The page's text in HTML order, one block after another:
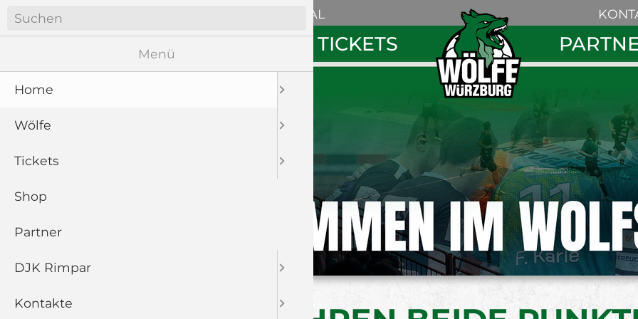
WÖLFE SOZIAL
Navigation
Navigation
überspringen
HOME WÖLFE TICKETS
Menü
Home
Wölfe
Tickets
Shop
Partner
DJK Rimpar
Kontakte
Search